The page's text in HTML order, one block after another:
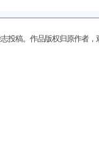
投稿。作品版权归原作者